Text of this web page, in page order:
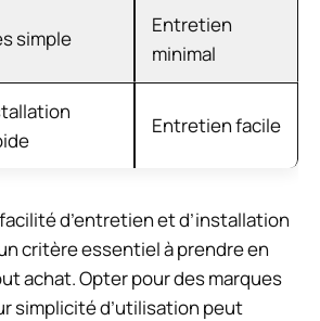
simple
Entretien
minimal
Entretien facile
d’entretien et d’installation
critère essentiel à prendre en
achat. Opter pour des marques
simplicité d’utilisation peut